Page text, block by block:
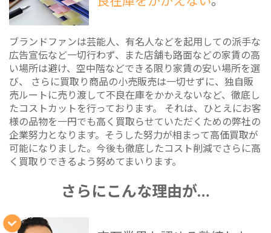
ブランドファンは芸能人、有名人などを起用しての派手な
広告宣伝など一切行わず、また店舗も路面などの家賃の高
い場所は避け、空中階などできる限り家賃の安い場所を選
び、 さらに買取り商品の小売販売は一切せずに、独自販
売ルートに売り渡して不良在庫をかかえないなど、徹底し
たコストカットを行っております。 それは、ひとえにお客
様の品物を一円でも高く買取らせていただくための弊社の
企業努力となります。そうした努力が相まって高価買取が
可能になりました。今後も徹底したコスト削減でさらに高
く買取りできるよう努めてまいります。
さらにこんな理由が…